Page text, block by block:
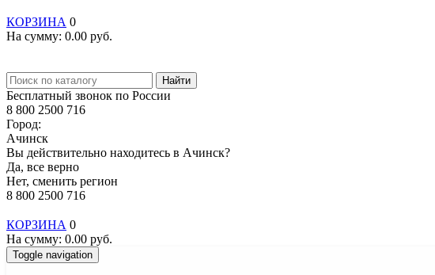
КОРЗИНА 0
На сумму: 0.00 руб.
Найти
Бесплатный звонок по России
8 800 2500 716
Город:
Ачинск
Вы действительно находитесь в Ачинск?
Да, все верно
Нет, сменить регион
8 800 2500 716
КОРЗИНА 0
На сумму: 0.00 руб.
Toggle navigation